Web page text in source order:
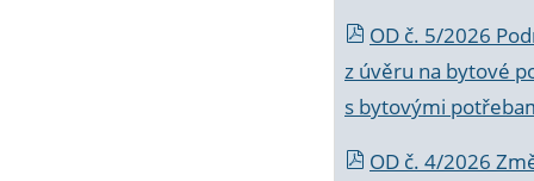
OD č. 5/2026
z úvěru na bytové
s bytovými
OD č. 4/2026